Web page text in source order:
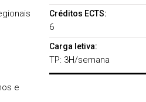
e
Créditos ECTS:
6
Carga letiva:
TP: 3H/semana